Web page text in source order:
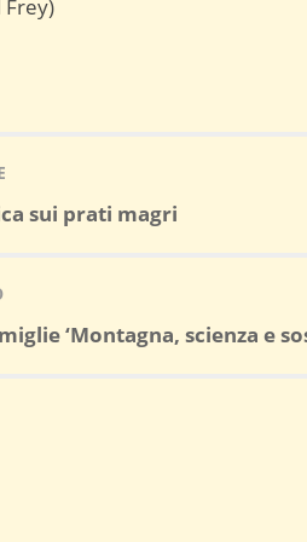
Frey)
sui prati magri
‘Montagna, scienza e